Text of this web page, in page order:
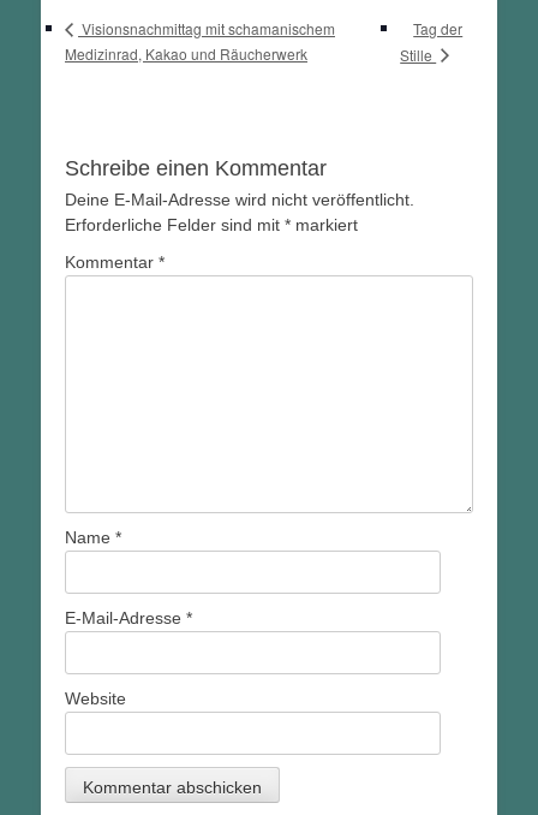
Visionsnachmittag mit schamanischem
Medizinrad, Kakao und Räucherwerk
Tag der
Stille
Schreibe einen Kommentar
Deine E-Mail-Adresse wird nicht veröffentlicht.
Erforderliche Felder sind mit * markiert
Kommentar *
Name *
E-Mail-Adresse *
Website